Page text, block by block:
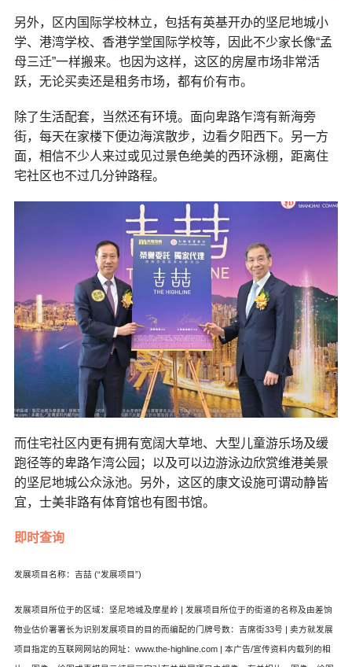
另外，区内国际学校林立，包括有英基开办的坚尼地城小
学、港湾学校、香港学堂国际学校等，因此不少家长像“孟
母三迁”一样搬来。也因为这样，这区的房屋市场非常活
跃，无论买卖还是租务市场，都有价有市。
除了生活配套，当然还有环境。面向卑路乍湾有新海旁
街，每天在家楼下便边海滨散步，边看夕阳西下。另一方
面，相信不少人来过或见过景色绝美的西环泳棚，距离住
宅社区也不过几分钟路程。
而住宅社区内更有拥有宽阔大草地、大型儿童游乐场及缓
跑径等的卑路乍湾公园；以及可以边游泳边欣赏维港美景
的坚尼地城公众泳池。另外，这区的康文设施可谓动静皆
宜，士美非路有体育馆也有图书馆。
即时查询
发展项目名称：吉喆 (“发展项目”)
发展项目所位于的区域：坚尼地城及摩星岭 | 发展项目所位于的街道的名称及由差饷
物业估价署署长为识别发展项目的目的而编配的门牌号数：吉席街33号 | 卖方就发展
项目指定的互联网网站的网址：www.the-highline.com | 本广告/宣传资料内载列的相